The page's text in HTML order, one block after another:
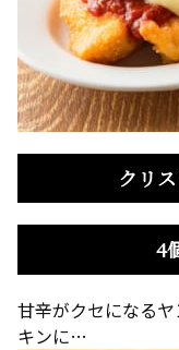
クリ
4
甘辛がクセになる
キンに…